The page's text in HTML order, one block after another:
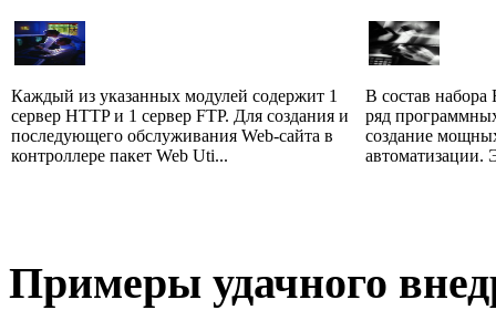
Каждый из указанных модулей содержит 1
сервер HTTP и 1 сервер FTP. Для создания и
последующего обслуживания Web-сайта в
контроллере пакет Web Uti...
В состав набора
ряд
создание
автоматизации.
Примеры удачного